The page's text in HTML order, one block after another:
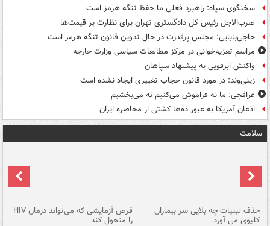
سخنگوی سپاه: راهبرد فعلی ما حفظ تنگه هرمز است
ضرب‌الاجل رئیس کل دادگستری تهران برای نظارت بر قیمت‌ها
حاجی‌بابایی: مجلس پرقدرت در حال تدوین قانون تنگه هرمز است
مراسم تعزیه‌خوانی در مرکز مطالعات سیاسی وزارت خارجه
واکنش ابرقویی به پیشنهاد سپاهان
زینی‌وند: در مورد قانون حجاب تغییری ایجاد نشده است
عراقچی: ما نه فراموش می‌کنیم نه می‌بخشیم
اذعان آمریکا به عبور ده‌ها کشتی از محاصره ایران
سلامت
حذف لبنیات چه بلایی سر بیماران
کلیوی می آورد
قرص آزمایشی که می‌تواند درمان HIV
را متحول کند